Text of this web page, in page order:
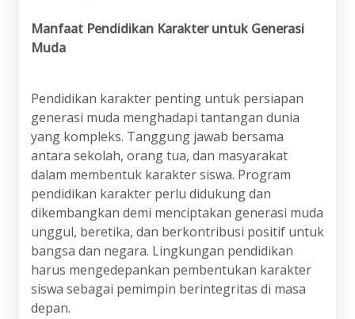
Manfaat Pendidikan Karakter untuk Generasi
Muda
Pendidikan karakter penting untuk persiapan
generasi muda menghadapi tantangan dunia
yang kompleks. Tanggung jawab bersama
antara sekolah, orang tua, dan masyarakat
dalam membentuk karakter siswa. Program
pendidikan karakter perlu didukung dan
dikembangkan demi menciptakan generasi muda
unggul, beretika, dan berkontribusi positif untuk
bangsa dan negara. Lingkungan pendidikan
harus mengedepankan pembentukan karakter
siswa sebagai pemimpin berintegritas di masa
depan.